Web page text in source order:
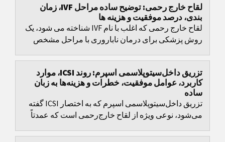
لقاح خارج رحمی: توضیح ساده مراحل IVF، زمان
بندی، درصد موفقیت و هزینه ها
لقاح خارج رحمی که اغلب با نام IVF شناخته می شود، یک
روش پزشکی برای درمان ناباروری با مراحل مشخص
زمان...
تزریق داخل‌سیتوپلاسمی اسپرم: روند ICSI، موارد
کاربرد، عوامل موفقیت، خطرات و هزینه‌ها به زبان
ساده
تزریق داخل‌سیتوپلاسمی اسپرم که به اختصار ICSI گفته
می‌شود، نوعی ویژه از لقاح خارج‌رحمی است که عمدتاً